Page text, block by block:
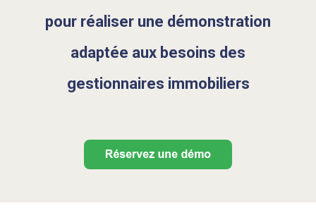
pour réaliser une démonstration
adaptée aux besoins des
gestionnaires immobiliers